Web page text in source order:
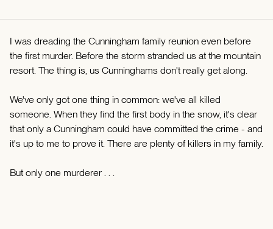
I was dreading the Cunningham family reunion even before
the first murder. Before the storm stranded us at the mountain
resort. The thing is, us Cunninghams don't really get along.
We've only got one thing in common: we've all killed
someone. When they find the first body in the snow, it's clear
that only a Cunningham could have committed the crime - and
it's up to me to prove it. There are plenty of killers in my family.
But only one murderer . . .